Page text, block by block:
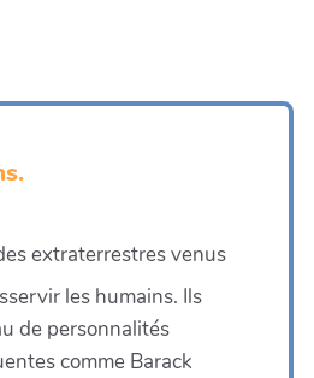
extraterrestres venus
les humains. Ils
de personnalités
comme Barack